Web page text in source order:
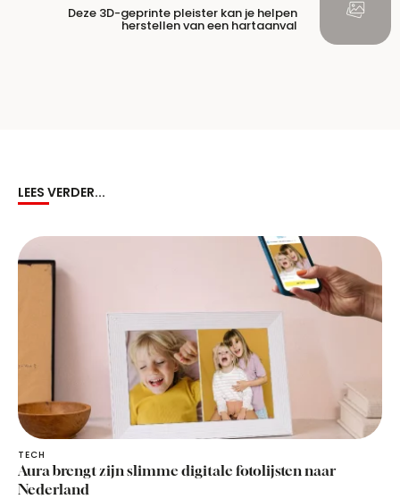
Deze 3D-geprinte pleister kan je helpen
herstellen van een hartaanval
LEES VERDER...
TECH
Aura brengt zijn slimme digitale fotolijsten naar
Nederland